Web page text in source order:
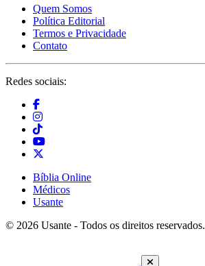
Quem Somos
Política Editorial
Termos e Privacidade
Contato
Redes sociais:
Bíblia Online
Médicos
Usante
© 2026 Usante - Todos os direitos reservados.